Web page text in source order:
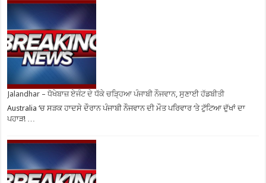
Jalandhar – ਧੋਖੇਬਾਜ਼ ਏਜੰਟ ਦੇ ਧੱਕੇ ਚੜ੍ਹਿਆ ਪੰਜਾਬੀ ਨੌਜਵਾਨ, ਸੁਣਾਈ ਹੱਡਬੀਤੀ
Australia ‘ਚ ਸੜਕ ਹਾਦਸੇ ਦੌਰਾਨ ਪੰਜਾਬੀ ਨੌਜਵਾਨ ਦੀ ਮੌਤ ਪਰਿਵਾਰ ‘ਤੇ ਟੁੱਟਿਆ ਦੁੱਖਾਂ ਦਾ
ਪਹਾੜ! …